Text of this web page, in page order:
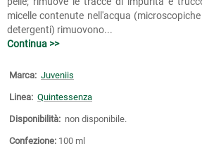
micelle contenute nell'acqua
detergenti) rimuovono...
Continua >>
Marca: Juveniis
Linea: Quintessenza
Disponibilità: non disponibile.
Confezione: 100 ml